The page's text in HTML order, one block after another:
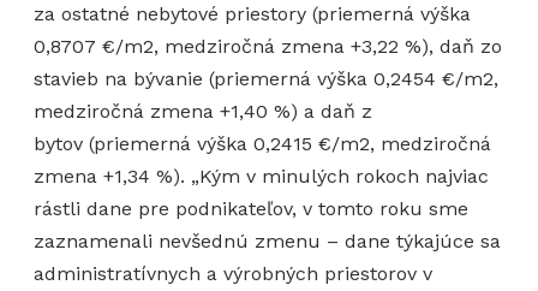
za ostatné nebytové priestory (priemerná výška
0,8707 €/m2, medziročná zmena +3,22 %), daň zo
stavieb na bývanie (priemerná výška 0,2454 €/m2,
medziročná zmena +1,40 %) a daň z
bytov (priemerná výška 0,2415 €/m2, medziročná
zmena +1,34 %). „Kým v minulých rokoch najviac
rástli dane pre podnikateľov, v tomto roku sme
zaznamenali nevšednú zmenu – dane týkajúce sa
administratívnych a výrobných priestorov v